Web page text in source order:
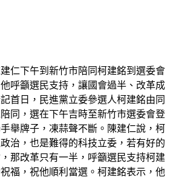
仁下午到新竹市陪同柯建銘到選委會
呼籲選民支持，讓國會過半、改革成
首日，民進黨立委參選人柯建銘由同
同，選在下午吉時至新竹市選委會登
舉牌子，凍蒜聲不斷。陳建仁說，柯
治，也是難得的科技立委，若有好的
那改革只有一半，呼籲選民支持柯建
福，祝他順利當選。柯建銘表示，他